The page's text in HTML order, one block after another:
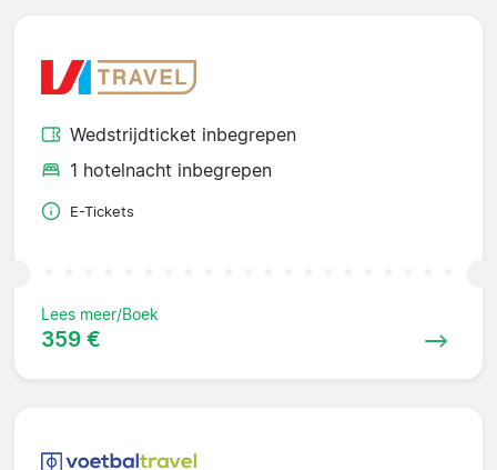
Wedstrijdticket inbegrepen
1 hotelnacht inbegrepen
E-Tickets
Lees meer/Boek
359 €